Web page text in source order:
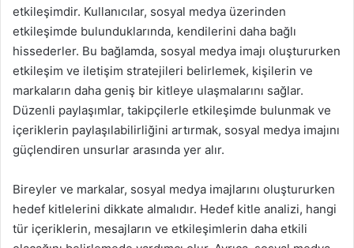
etkileşimdir. Kullanıcılar, sosyal medya üzerinden
etkileşimde bulunduklarında, kendilerini daha bağlı
hissederler. Bu bağlamda, sosyal medya imajı oluştururken
etkileşim ve iletişim stratejileri belirlemek, kişilerin ve
markaların daha geniş bir kitleye ulaşmalarını sağlar.
Düzenli paylaşımlar, takipçilerle etkileşimde bulunmak ve
içeriklerin paylaşılabilirliğini artırmak, sosyal medya imajını
güçlendiren unsurlar arasında yer alır.
Bireyler ve markalar, sosyal medya imajlarını oluştururken
hedef kitlelerini dikkate almalıdır. Hedef kitle analizi, hangi
tür içeriklerin, mesajların ve etkileşimlerin daha etkili